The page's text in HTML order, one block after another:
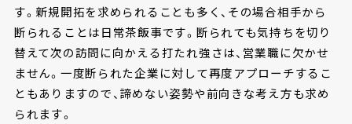
す。新規開拓を求められることも多く、その場合相手から
断られることは日常茶飯事です。断られても気持ちを切り
替えて次の訪問に向かえる打たれ強さは、営業職に欠かせ
ません。一度断られた企業に対して再度アプローチするこ
ともありますので、諦めない姿勢や前向きな考え方も求め
られます。